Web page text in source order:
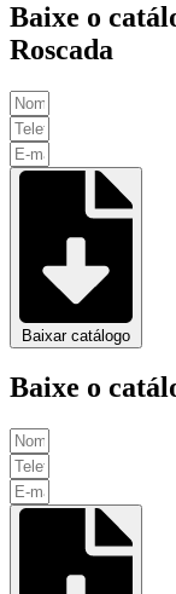
Baixe o
Roscada
Baixar catálogo
Baixe o